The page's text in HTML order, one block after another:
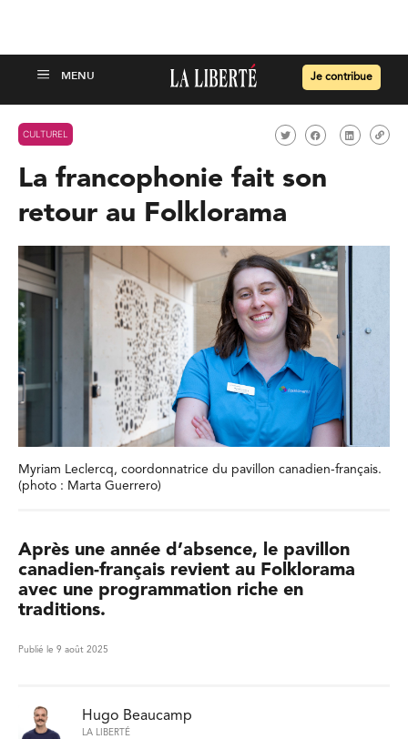
Je contribue
CULTUREL
La francophonie fait son
retour au Folklorama
Myriam Leclercq, coordonnatrice du pavillon canadien-français.
(photo : Marta Guerrero)
Après une année d’absence, le pavillon
canadien-français revient au Folklorama
avec une programmation riche en
traditions.
Publié le 9 août 2025
Hugo Beaucamp
LA LIBERTÉ